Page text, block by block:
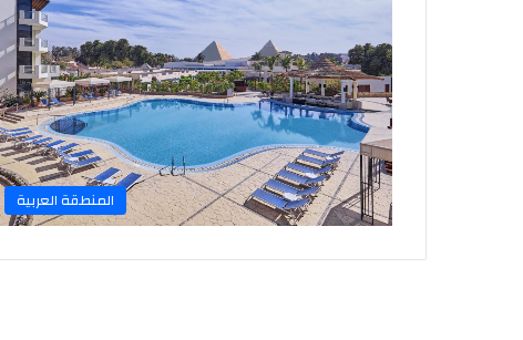
المنطقة العربية